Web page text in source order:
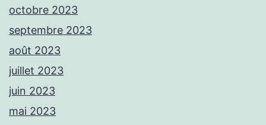
octobre 2023
septembre 2023
août 2023
juillet 2023
juin 2023
mai 2023